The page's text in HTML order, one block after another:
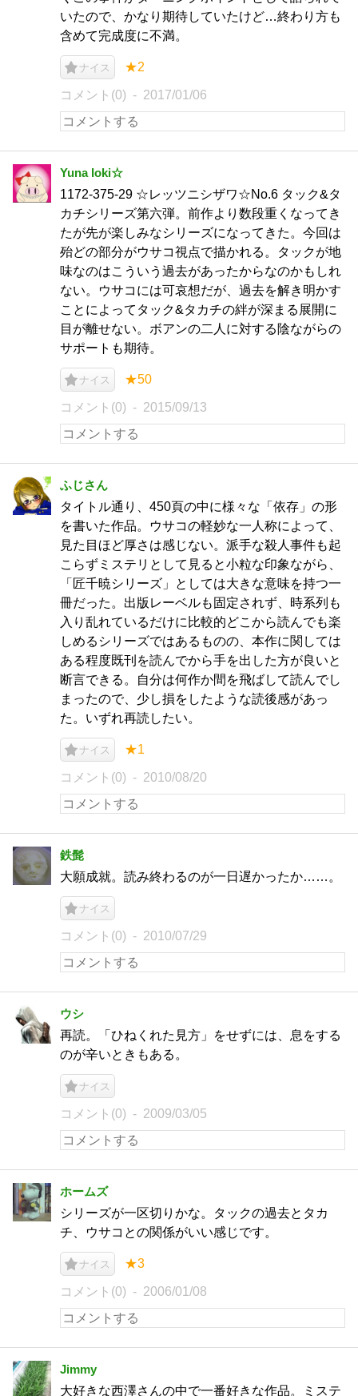
いたので、かなり期待していたけど…終わり方も
含めて完成度に不満。
ナイス ★2
コメント(0) 2017/01/06
Yuna Ioki☆
1172-375-29 ☆レッツニシザワ☆No.6 タック&タ
カチシリーズ第六弾。前作より数段重くなってき
たが先が楽しみなシリーズになってきた。今回は
殆どの部分がウサコ視点で描かれる。タックが地
味なのはこういう過去があったからなのかもしれ
ない。ウサコには可哀想だが、過去を解き明かす
ことによってタック&タカチの絆が深まる展開に
目が離せない。ボアンの二人に対する陰ながらの
サポートも期待。
ナイス ★50
コメント(0) 2015/09/13
ふじさん
タイトル通り、450頁の中に様々な「依存」の形
を書いた作品。ウサコの軽妙な一人称によって、
見た目ほど厚さは感じない。派手な殺人事件も起
こらずミステリとして見ると小粒な印象ながら、
「匠千暁シリーズ」としては大きな意味を持つ一
冊だった。出版レーベルも固定されず、時系列も
入り乱れているだけに比較的どこから読んでも楽
しめるシリーズではあるものの、本作に関しては
ある程度既刊を読んでから手を出した方が良いと
断言できる。自分は何作か間を飛ばして読んでし
まったので、少し損をしたような読後感があっ
た。いずれ再読したい。
ナイス ★1
コメント(0) 2010/08/20
鉄髭
大願成就。読み終わるのが一日遅かったか……。
ナイス
コメント(0) 2010/07/29
ウシ
再読。「ひねくれた見方」をせずには、息をする
のが辛いときもある。
ナイス
コメント(0) 2009/03/05
ホームズ
シリーズが一区切りかな。タックの過去とタカ
チ、ウサコとの関係がいい感じです。
ナイス ★3
コメント(0) 2006/01/08
Jimmy
大好きな西澤さんの中で一番好きな作品。ミステ